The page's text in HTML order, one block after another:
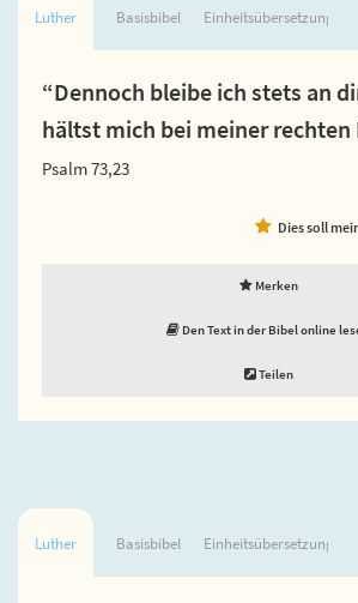
Luther Basisbibel Einheitsübersetzung
“Dennoch bleibe ich stets an
hältst mich bei meiner rechten
Psalm 73,23
Dies soll
Merken
Den Text in der Bibel online
Teilen
Luther Basisbibel Einheitsübersetzung